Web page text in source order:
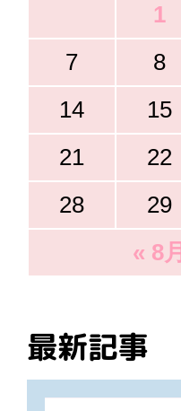
« 8月
1
7
8
14
15
21
22
28
29
最新記事